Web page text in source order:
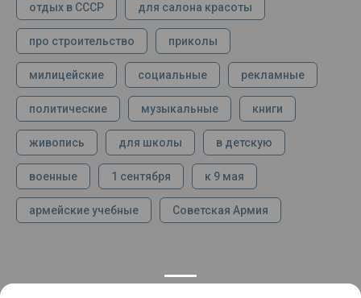
отдых в СССР для салона красоты
про строительство приколы
милицейские социальные рекламные
политические музыкальные книги
живопись для школы в детскую
военные 1 сентября к 9 мая
армейские учебные Советская Армия